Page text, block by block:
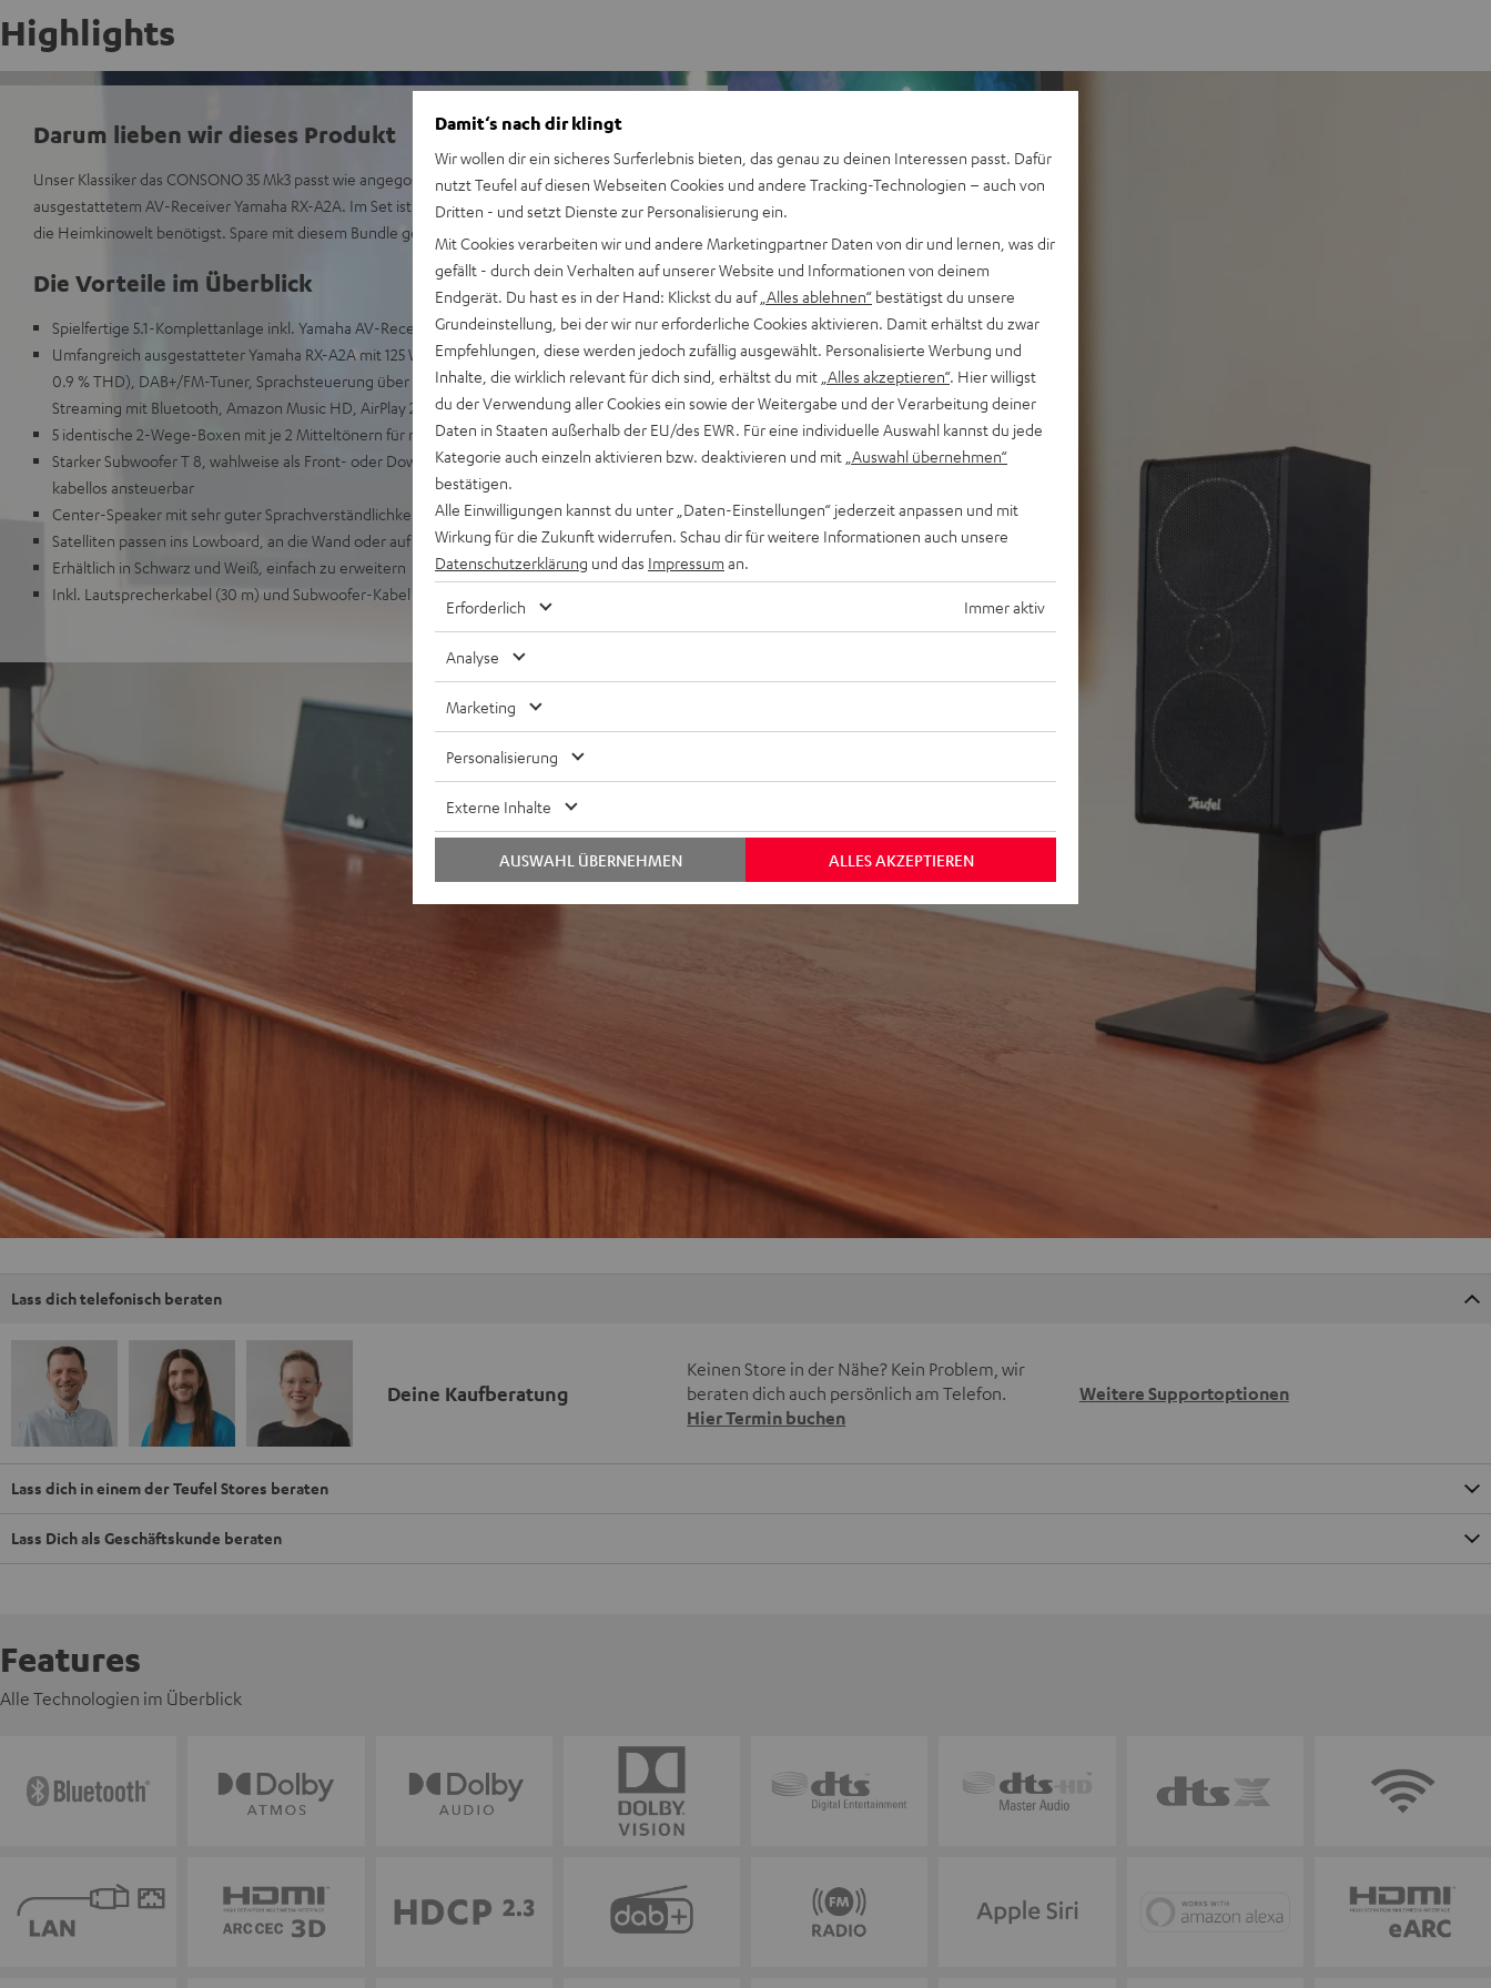
Highlights
Darum lieben wir dieses Produkt
Unser Klassiker das CONSONO 35 Mk3 passt wie angegossen zum leistungsstarken und gut
ausgestattetem AV-Receiver Yamaha RX-A2A. Im Set ist alles enthalten, was du für einen Start in
die Heimkinowelt benötigst. Spare mit diesem Bundle gegenüber dem Einzelkauf.
Die Vorteile im Überblick
Spielfertige 5.1-Komplettanlage inkl. Yamaha AV-Receiver RX-A2A und Micro-HiFi-Satelliten
Umfangreich ausgestatteter Yamaha RX-A2A mit 125 W Ausgangsleistung pro Kanal (8 Ohm,
0.9 % THD), DAB+/FM-Tuner, Sprachsteuerung über Amazon Alexa, Apple Siri, Musik-
Streaming mit Bluetooth, Amazon Music HD, AirPlay 2, Napster, Deezer, Spotify uvm.
5 identische 2-Wege-Boxen mit je 2 Mitteltönern für realistischen, leistungsstarken Raumklang
Starker Subwoofer T 8, wahlweise als Front- oder Downfire-Subwoofer verwendbar, optional
kabellos ansteuerbar
Center-Speaker mit sehr guter Sprachverständlichkeit auch bei geringen Lautstärken
Satelliten passen ins Lowboard, an die Wand oder auf Standfüße
Erhältlich in Schwarz und Weiß, einfach zu erweitern
Inkl. Lautsprecherkabel (30 m) und Subwoofer-Kabel (2,5 m)
Lass dich telefonisch beraten
Deine Kaufberatung
Keinen Store in der Nähe? Kein Problem, wir
beraten dich auch persönlich am Telefon.
Hier Termin buchen
Weitere Supportoptionen
Lass dich in einem der Teufel Stores beraten
Lass Dich als Geschäftskunde beraten
Features
Alle Technologien im Überblick
Damit‘s nach dir klingt
Wir wollen dir ein sicheres Surferlebnis bieten, das genau zu deinen Interessen passt. Dafür
nutzt Teufel auf diesen Webseiten Cookies und andere Tracking-Technologien – auch von
Dritten - und setzt Dienste zur Personalisierung ein.
Mit Cookies verarbeiten wir und andere Marketingpartner Daten von dir und lernen, was dir
gefällt - durch dein Verhalten auf unserer Website und Informationen von deinem
Endgerät. Du hast es in der Hand: Klickst du auf „Alles ablehnen“ bestätigst du unsere
Grundeinstellung, bei der wir nur erforderliche Cookies aktivieren. Damit erhältst du zwar
Empfehlungen, diese werden jedoch zufällig ausgewählt. Personalisierte Werbung und
Inhalte, die wirklich relevant für dich sind, erhältst du mit „Alles akzeptieren“. Hier willigst
du der Verwendung aller Cookies ein sowie der Weitergabe und der Verarbeitung deiner
Daten in Staaten außerhalb der EU/des EWR. Für eine individuelle Auswahl kannst du jede
Kategorie auch einzeln aktivieren bzw. deaktivieren und mit „Auswahl übernehmen“
bestätigen.
Alle Einwilligungen kannst du unter „Daten-Einstellungen“ jederzeit anpassen und mit
Wirkung für die Zukunft widerrufen. Schau dir für weitere Informationen auch unsere
Datenschutzerklärung und das Impressum an.
Erforderlich Immer aktiv
Analyse
Marketing
Personalisierung
Externe Inhalte
ALLES AKZEPTIEREN
AUSWAHL ÜBERNEHMEN